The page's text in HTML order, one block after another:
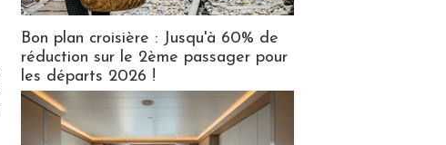
Bon plan croisière : Jusqu'à 60% de
réduction sur le 2ème passager pour
les départs 2026 !